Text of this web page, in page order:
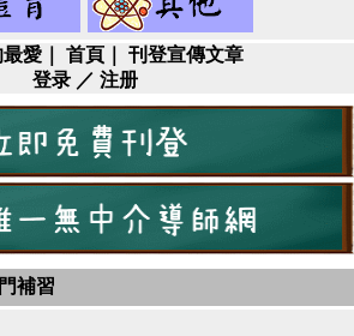
身
最愛 首頁
刊登宣傳文章
登录 ／ 注册
補習